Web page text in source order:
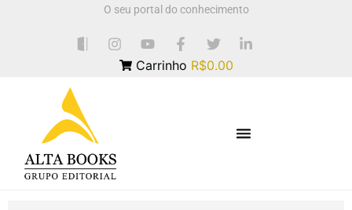
O seu portal do conhecimento
Carrinho R$0.00